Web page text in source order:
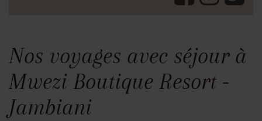
Nos voyages avec séjour à
Mwezi Boutique Resort -
Jambiani